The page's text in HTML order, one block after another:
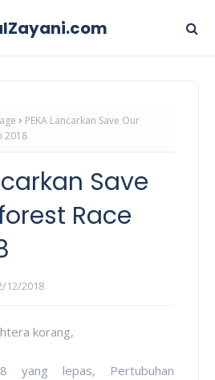
PEKA Lancarkan Save Our
2018
Save
Race
12/2018
korang,
yang lepas, Pertubuhan